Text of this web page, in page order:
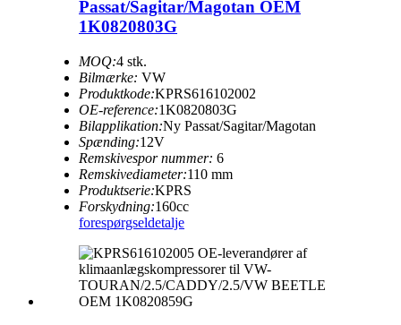
Passat/Sagitar/Magotan OEM
1K0820803G
MOQ:4 stk.
Bilmærke: VW
Produktkode:KPRS616102002
OE-reference:1K0820803G
Bilapplikation:Ny Passat/Sagitar/Magotan
Spænding:12V
Remskivespor nummer: 6
Remskivediameter:110 mm
Produktserie:KPRS
Forskydning:160cc
forespørgseldetalje